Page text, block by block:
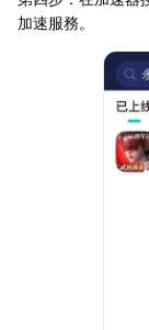
加速服務。